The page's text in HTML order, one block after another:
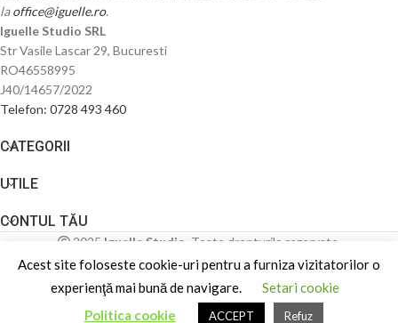
laoffice@iguelle.ro.
Iguelle Studio SRL
Str Vasile Lascar 29, Bucuresti
RO46558995
J40/14657/2022
Telefon: 0728 493 460
CATEGORII
UTILE
CONTUL TĂU
2025 Iguelle Studio . Toate drepturile rezervate.
Acest site foloseste cookie-uri pentru a furniza vizitatorilor o
experienţă mai bună de navigare.
Setari cookie
Politica cookie
ACCEPT Refuz